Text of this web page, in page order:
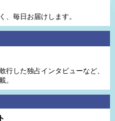
、毎日お届けします。
⾏した独占インタビューなど、
。